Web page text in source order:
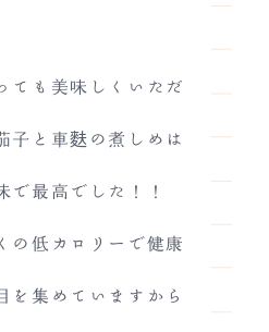
ても美味しくいただ
子と車麩の煮しめは
で最高でした！！
の低カロリーで健康
を集めていますから